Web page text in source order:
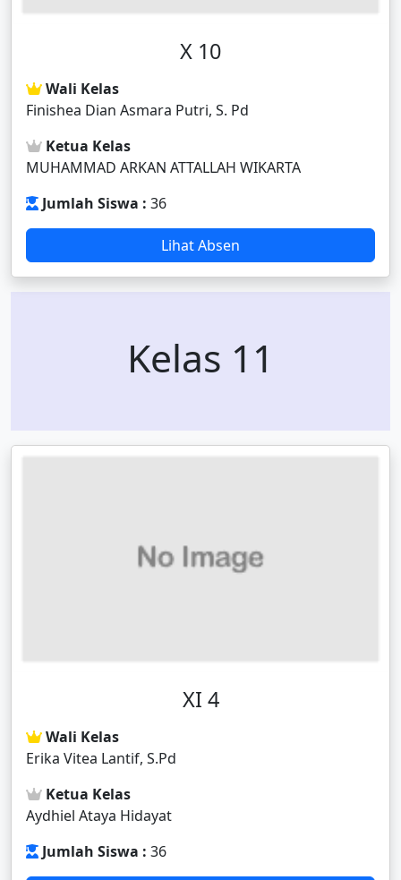
X 10
Wali Kelas
Finishea Dian Asmara Putri, S. Pd
Ketua Kelas
MUHAMMAD ARKAN ATTALLAH WIKARTA
Jumlah Siswa : 36
Lihat Absen
Kelas 11
XI 4
Wali Kelas
Erika Vitea Lantif, S.Pd
Ketua Kelas
Aydhiel Ataya Hidayat
Jumlah Siswa : 36